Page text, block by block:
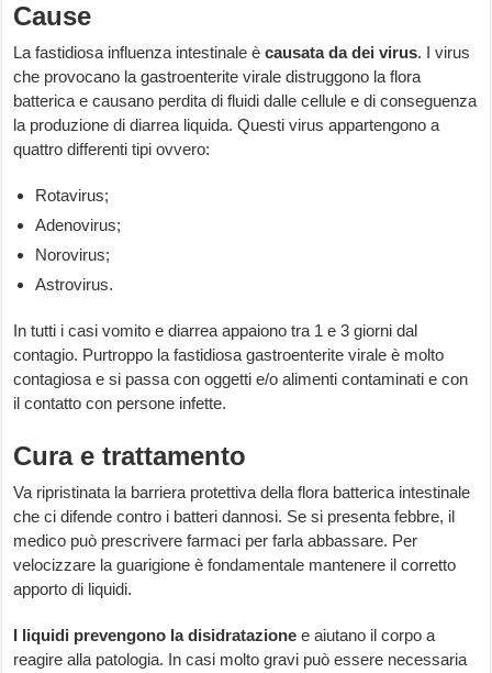
Cause
La fastidiosa influenza intestinale ècausata da dei virus. I virus
che provocano la gastroenterite virale distruggono la flora
batterica e causano perdita di fluidi dalle cellule e di conseguenza
la produzione di diarrea liquida. Questi virus appartengono a
quattro differenti tipi ovvero:
Rotavirus;
Adenovirus;
Norovirus;
Astrovirus.
In tutti i casi vomito e diarrea appaiono tra 1 e 3 giorni dal
contagio. Purtroppo la fastidiosa gastroenterite virale è molto
contagiosa e si passa con oggetti e/o alimenti contaminati e con
il contatto con persone infette.
Cura e trattamento
Va ripristinata la barriera protettiva della flora batterica intestinale
che ci difende contro i batteri dannosi. Se si presenta febbre, il
medico può prescrivere farmaci per farla abbassare. Per
velocizzare la guarigione è fondamentale mantenere il corretto
apporto di liquidi.
I liquidi prevengono la disidratazione e aiutano il corpo a
reagire alla patologia. In casi molto gravi può essere necessaria